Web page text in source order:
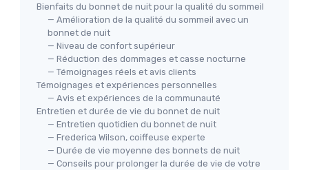
Bienfaits du bonnet de nuit pour la qualité du sommeil
— Amélioration de la qualité du sommeil avec un
bonnet de nuit
— Niveau de confort supérieur
— Réduction des dommages et casse nocturne
— Témoignages réels et avis clients
Témoignages et expériences personnelles
— Avis et expériences de la communauté
Entretien et durée de vie du bonnet de nuit
— Entretien quotidien du bonnet de nuit
— Frederica Wilson, coiffeuse experte
— Durée de vie moyenne des bonnets de nuit
— Conseils pour prolonger la durée de vie de votre